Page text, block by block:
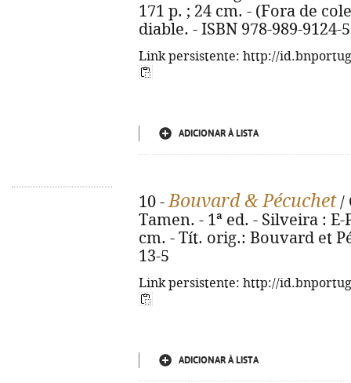
171 p. ; 24 cm. - (Fora de
diable. - ISBN 978-989-9124-
Link persistente: http://
ADICIONAR À LISTA
10 -Bouvard & Pécuchet/
Tamen. - 1ª ed. - Silveira :
cm. - Tít. orig.: Bouvard et
13-5
Link persistente: http://
ADICIONAR À LISTA